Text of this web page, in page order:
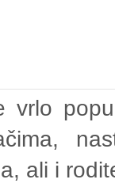
vrlo
ali i